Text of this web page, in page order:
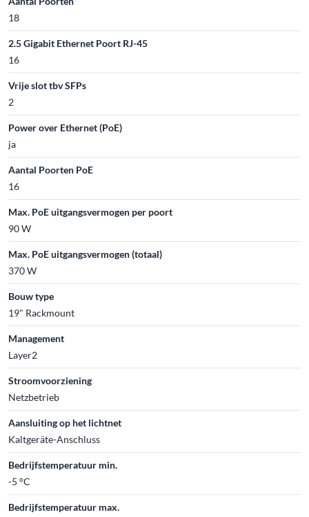
18
2.5 Gigabit Ethernet Poort RJ-45
16
Vrije slot tbv SFPs
2
Power over Ethernet (PoE)
ja
Aantal Poorten PoE
16
Max. PoE uitgangsvermogen per poort
90 W
Max. PoE uitgangsvermogen (totaal)
370 W
Bouw type
19" Rackmount
Management
Layer2
Stroomvoorziening
Netzbetrieb
Aansluiting op het lichtnet
Kaltgeräte-Anschluss
Bedrijfstemperatuur min.
-5 °C
Bedrijfstemperatuur max.